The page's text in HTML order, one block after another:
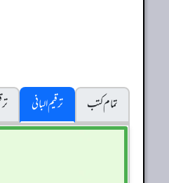
تمام کتب
ترقیم البانی